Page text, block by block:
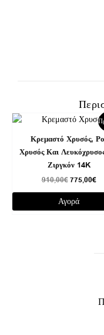
Κρεμαστό Χρυσός,
Χρυσός Και
Ζιργκόν 14K
910,00€
Original
price
was:
910,00€.
775,00€
Η
Αγορά